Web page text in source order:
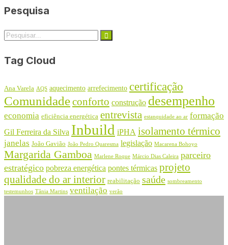
Pesquisa
Tag Cloud
Ana Varela AQS aquecimento arrefecimento certificação
Comunidadeconforto construção desempenho
economia eficiência energética entrevista estanquidade ao ar formação
Gil Ferreira da Silva Inbuild iPHA isolamento térmico
janelas João Gavião João Pedro Quaresma legislação Macarena Bohoyo
Margarida Gamboa Marlene Roque Márcio Dias Caleira parceiro
estratégico pobreza energética pontes térmicas projeto
qualidade do ar interior reabilitação saúde sombreamento
testemunhos Tânia Martins ventilação verão